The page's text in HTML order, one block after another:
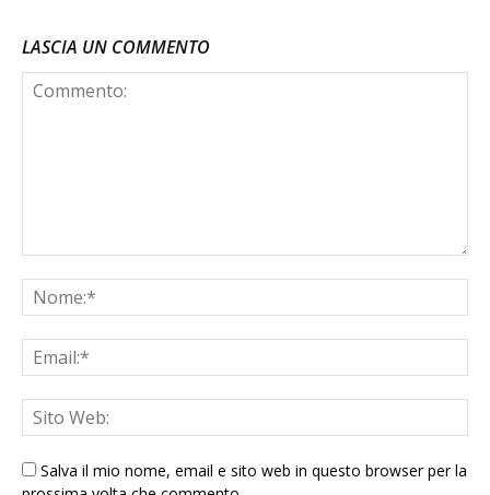
LASCIA UN COMMENTO
Salva il mio nome, email e sito web in questo browser per la